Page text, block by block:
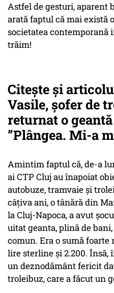
Astfel de gesturi, aparent
arată faptul că mai există
societatea
trăim!
Citește și
Vasile, șofer de
returnat o
”Plângea. Mi-a
Amintim faptul că, de-a
ai CTP Cluj au înapoiat
autobuze, tramvaie și
câțiva ani, o tânără din
la Cluj-Napoca, a avut
uitat geanta, plină de
comun. Era o sumă foarte
lire sterline și 2.200.
un deznodământ fericit
troleibuz, care a făcut un